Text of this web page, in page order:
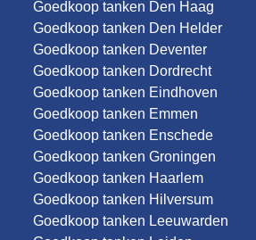
Goedkoop tanken Den Haag
Goedkoop tanken Den Helder
Goedkoop tanken Deventer
Goedkoop tanken Dordrecht
Goedkoop tanken Eindhoven
Goedkoop tanken Emmen
Goedkoop tanken Enschede
Goedkoop tanken Groningen
Goedkoop tanken Haarlem
Goedkoop tanken Hilversum
Goedkoop tanken Leeuwarden